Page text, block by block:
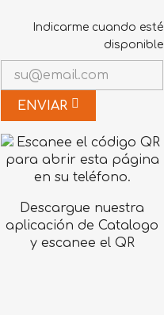
Indicarme cuando esté
disponible
ENVIAR
Descargue nuestra
aplicación de Catalogo
y escanee el QR